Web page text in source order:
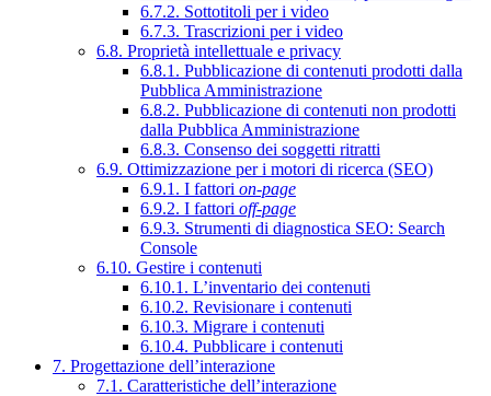
6.7.2. Sottotitoli per i video
6.7.3. Trascrizioni per i video
6.8. Proprietà intellettuale e privacy
6.8.1. Pubblicazione di contenuti prodotti dalla
Pubblica Amministrazione
6.8.2. Pubblicazione di contenuti non prodotti
dalla Pubblica Amministrazione
6.8.3. Consenso dei soggetti ritratti
6.9. Ottimizzazione per i motori di ricerca (SEO)
6.9.1. I fattori on-page
6.9.2. I fattori off-page
6.9.3. Strumenti di diagnostica SEO: Search
Console
6.10. Gestire i contenuti
6.10.1. L’inventario dei contenuti
6.10.2. Revisionare i contenuti
6.10.3. Migrare i contenuti
6.10.4. Pubblicare i contenuti
7. Progettazione dell’interazione
7.1. Caratteristiche dell’interazione